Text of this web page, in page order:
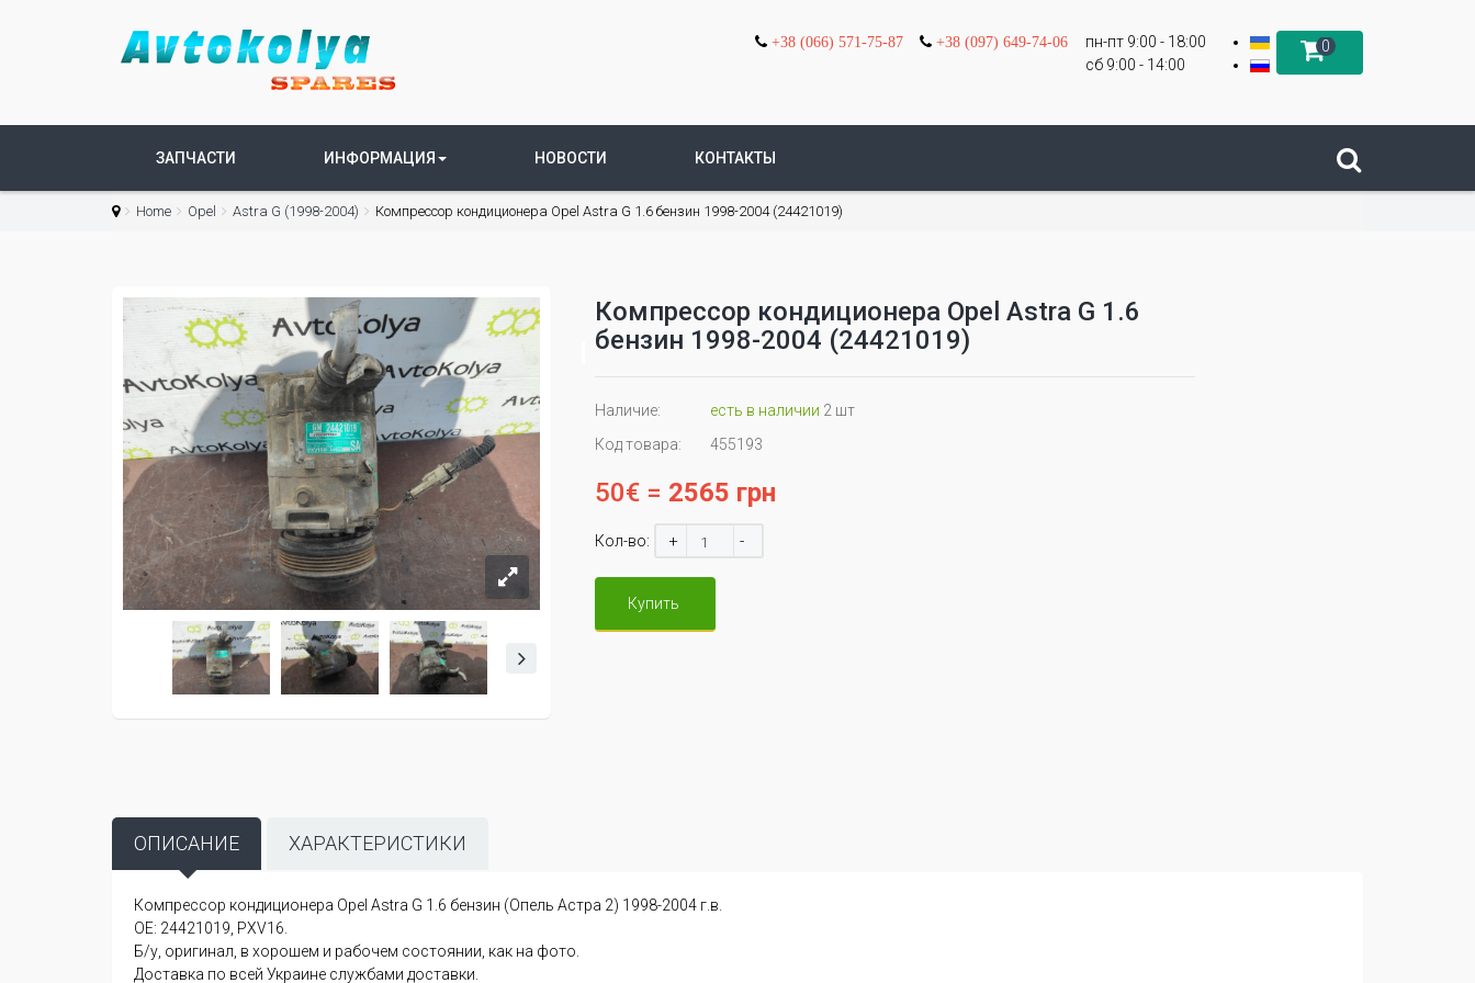
+38 (066) 571-75-87 +38 (097) 649-74-06
пн-пт 9:00 - 18:00
сб 9:00 - 14:00
0
ЗАПЧАСТИ ИНФОРМАЦИЯ НОВОСТИ КОНТАКТЫ
Home Opel Astra G (1998-2004) Компрессор кондиционера Opel Astra G 1.6 бензин 1998-2004 (24421019)
Компрессор кондиционера Opel Astra G 1.6
бензин 1998-2004 (24421019)
Наличие: есть в наличии 2 шт
Код товара:
455193
50€ = 2565 грн
Кол-во: + -
Купить
ОПИСАНИЕ ХАРАКТЕРИСТИКИ
Компрессор кондиционера Opel Astra G 1.6 бензин (Опель Астра 2) 1998-2004 г.в.
OE: 24421019, PXV16.
Б/у, оригинал, в хорошем и рабочем состоянии, как на фото.
Доставка по всей Украине службами доставки.